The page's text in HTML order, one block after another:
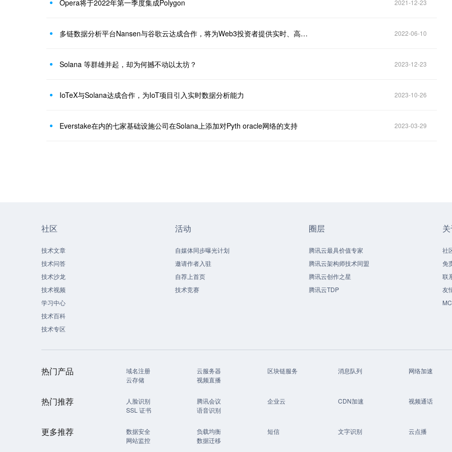
Opera将于2022年第一季度集成Polygon 2021-12-23
多链数据分析平台Nansen与谷歌云达成合作，将为Web3投资者提供实时、高质量市场情报 2022-06-10
Solana 等群雄并起，却为何撼不动以太坊？ 2023-12-23
IoTeX与Solana达成合作，为IoT项目引入实时数据分析能力 2023-10-26
Everstake在内的七家基础设施公司在Solana上添加对Pyth oracle网络的支持 2023-03-29
社区
技术文章
技术问答
技术沙龙
技术视频
学习中心
技术百科
技术专区
活动
自媒体同步曝光计划
邀请作者入驻
自荐上首页
技术竞赛
圈层
腾讯云最具价值专家
腾讯云架构师技术同盟
腾讯云创作之星
腾讯云TDP
社
免
联
友
热门产品 域名注册 云服务器 区块链服务 消息队列
网络加速
云存储
视频直播
热门推荐 人脸识别 腾讯会议 企业云 CDN加速
视频通话
SSL 证书
语音识别
更多推荐 数据安全 负载均衡 短信 文字识别
云点播
网站监控
数据迁移